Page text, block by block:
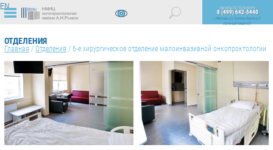
СЛАБОВИДЯЩИХ
EN ЗАПИСЬ ПО ТЕЛЕФОНУ
8 (499) 642-5440
г. Москва, ул. Саляма Адиля д. 2
ЛИЧНЫЙ КАБИНЕТ
ОТДЕЛЕНИЯ
Главная / Отделения / 6-е хирургическое отделение малоинвазивной онкопроктологии